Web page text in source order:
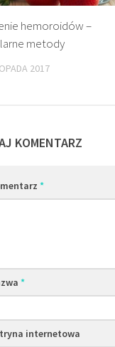
hemoroidów –
metody
2017
KOMENTARZ
*
*
internetowa